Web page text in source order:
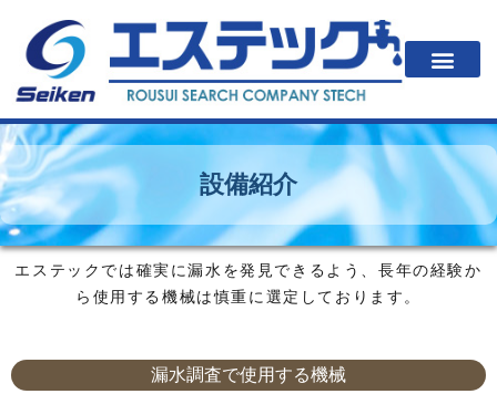
設備紹介
エステックでは確実に漏水を発見できるよう、長年の経験か
ら使用する機械は慎重に選定しております。
漏水調査で使用する機械